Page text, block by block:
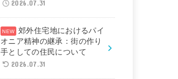
2026.07.31
郊外住宅地におけるパイ
オニア精神の継承：街の作り
手としての住民について
2026.07.31